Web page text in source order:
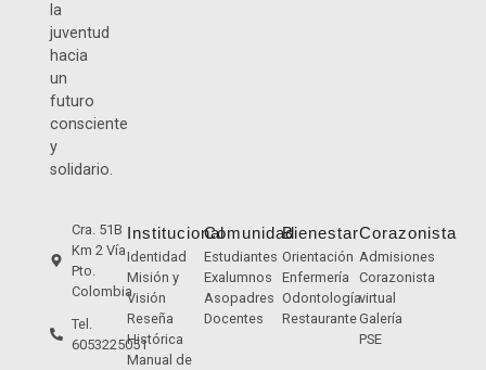
la
juventud
hacia
un
futuro
consciente
y
solidario.
Cra. 51B
Km 2 Vía
Pto.
Colombia
Tel.
6053225051
Institucional
Identidad
Misión y
Visión
Reseña
Histórica
Manual de
Comunidad
Estudiantes
Exalumnos
Asopadres
Docentes
Bienestar
Orientación
Enfermería
Odontología
Restaurante
Corazonista
Admisiones
Corazonista
virtual
Galería
PSE